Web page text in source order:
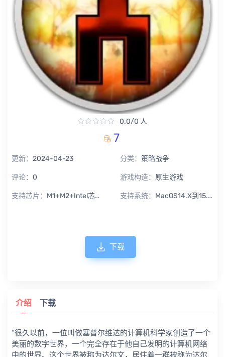
0.0/0 人
7
更新： 2024-04-23 分类： 策略战争
评论： 0 游戏构造： 原生游戏
支持芯片： M1+M2+Intel芯片通用 支持系统： MacOS14.X到15.X Sequoia
下载
介绍 下载
“很久以前，一位叫做塞普尔维达的计算机科学家创造了一个
美丽的数字世界，一个完全存在于他自己发明的计算机网络
中的世界。这个世界被称为达尔文，居住着一群被称为达尔